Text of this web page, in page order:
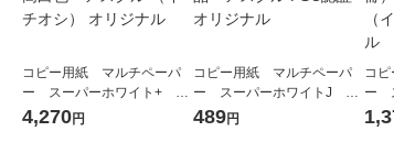
コピー用紙 マルチペーパ
ー スーパーホワイト+ A4
1箱（5000枚：500枚入×10
4,270円
コピー用紙 マルチペーパ
ー スーパーホワイトJ A4
1冊（500枚入） 高白色
489円
コ
ー
1セ